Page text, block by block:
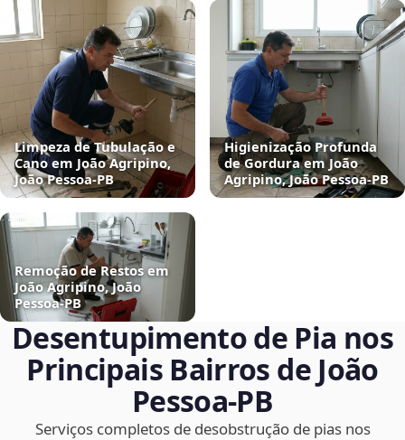
Limpeza de Tubulação e
Cano em João Agripino,
João Pessoa‑PB
Higienização Profunda
de Gordura em João
Agripino, João Pessoa‑PB
Remoção de Restos em
João Agripino, João
Pessoa‑PB
Desentupimento de Pia nos
Principais Bairros de João
Pessoa‑PB
Serviços completos de desobstrução de pias nos